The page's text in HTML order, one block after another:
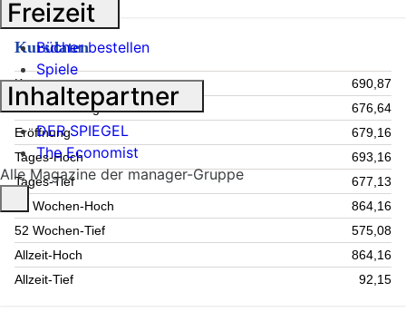
Kursdaten
Kurs
690,87
Schluss Vortag
676,64
Eröffnung
679,16
Tages-Hoch
693,16
Tages-Tief
677,13
52 Wochen-Hoch
864,16
52 Wochen-Tief
575,08
Allzeit-Hoch
864,16
Allzeit-Tief
92,15
Freizeit
Bücher bestellen
Spiele
Inhaltepartner
DER SPIEGEL
The Economist
Alle Magazine der manager-Gruppe